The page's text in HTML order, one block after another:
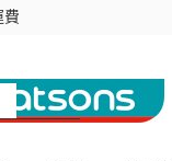
費
惠 即減$50